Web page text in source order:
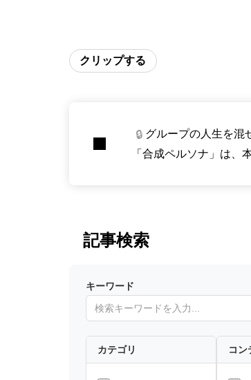
クリップする
🔒 グループの人生を混
「合成ペルソナ」は、
記事検索
キーワード
カテゴリ コン